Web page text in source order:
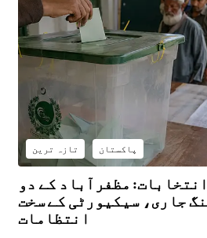
پاکستان تازہ ترین
مظفرآباد کے دو
جاری، سیکیورٹی کے سخت
انتظامات